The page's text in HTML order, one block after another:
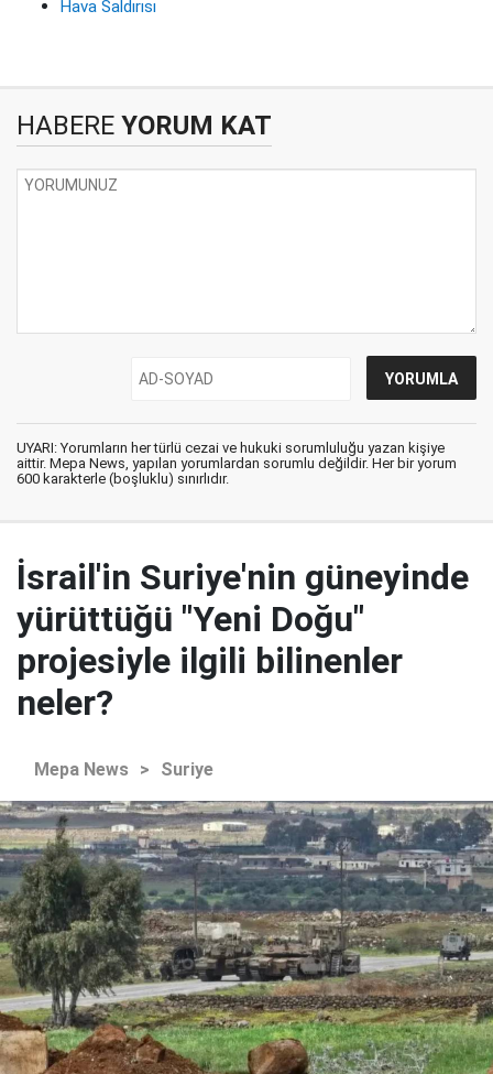
Hava Saldırısı
HABERE YORUM KAT
UYARI: Yorumların her türlü cezai ve hukuki sorumluluğu yazan kişiye
aittir. Mepa News, yapılan yorumlardan sorumlu değildir. Her bir yorum
600 karakterle (boşluklu) sınırlıdır.
İsrail'in Suriye'nin güneyinde
yürüttüğü "Yeni Doğu"
projesiyle ilgili bilinenler
neler?
Mepa News > Suriye